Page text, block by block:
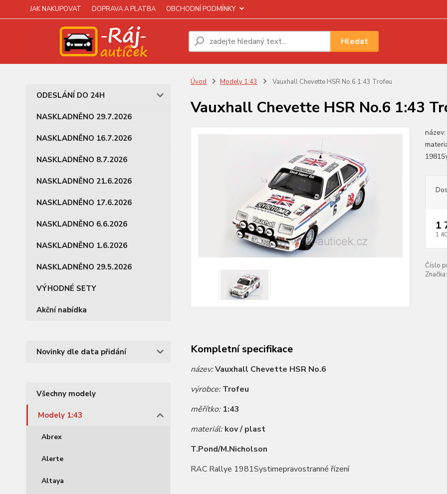
JAK NAKUPOVAT DOPRAVA A PLATBA OBCHODNÍ PODMÍNKY
Hledat
ODESLÁNÍ DO 24H
NASKLADNĚNO 29.7.2026
NASKLADNĚNO 16.7.2026
NASKLADNĚNO 8.7.2026
NASKLADNĚNO 21.6.2026
NASKLADNĚNO 17.6.2026
NASKLADNĚNO 6.6.2026
NASKLADNĚNO 1.6.2026
NASKLADNĚNO 29.5.2026
VÝHODNÉ SETY
Akční nabídka
Novinky dle data přidání
Všechny modely
Modely 1:43
Abrex
Alerte
Altaya
Úvod Modely 1:43 Vauxhall Chevette HSR No.6 1:43 Trofeu
Vauxhall Chevette HSR No.6 1:43
1
1
Číslo
Značka:
Kompletní specifikace
název:Vauxhall Chevette HSR No.6
výrobce:Trofeu
měřítko: 1:43
materiál:kov / plast
T.Pond/M.Nicholson
RAC Rallye 1981Systimepravostranné řízení